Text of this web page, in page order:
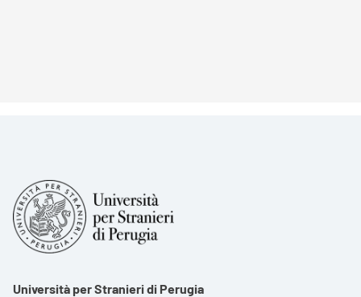
Università per Stranieri di Perugia